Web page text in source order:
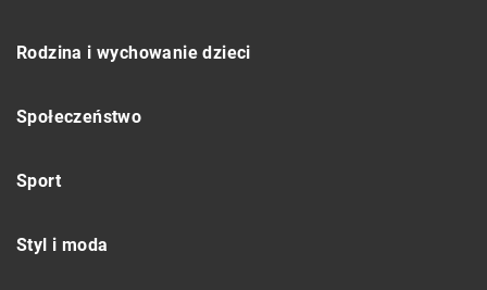
Rodzina i wychowanie dzieci
Społeczeństwo
Sport
Styl i moda